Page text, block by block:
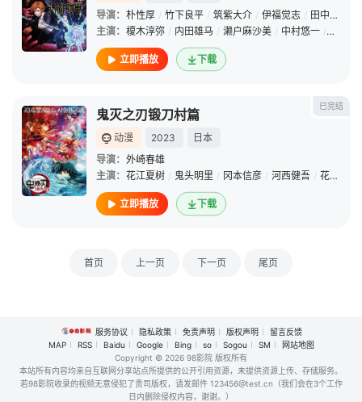
导演： 朴性厚 / 竹下良平 / 筑紫大介 / 伊福觉志 / 田中宏纪
主演： 榎木淳弥 / 内田雄马 / 濑户麻沙美 / 中村悠一 / 诹访部
立即播放 下载
已完结
鬼灭之刃锻刀村篇
动漫 2023
日本
导演： 外崎春雄
主演： 花江夏树 / 鬼头明里 / 冈本信彦 / 河西健吾 / 花泽香菜
立即播放 下载
首页 上一页 下一页 尾页
服务协议 隐私政策 免责声明 版权声明
留言反馈
MAP
RSS Baidu Google Bing so Sogou SM
网站地图
Copyright © 2026 98影院 版权所有
本站所有内容均来自互联网分享站点所提供的公开引用资源，未提供资源上传、存储服务。
若98影院收录的视频无意侵犯了贵司版权，请发邮件 123456@test.cn（我们会在3个工作
日内删除侵权内容，谢谢。）